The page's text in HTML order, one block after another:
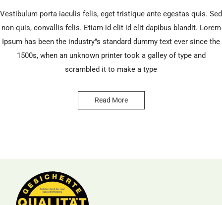
Vestibulum porta iaculis felis, eget tristique ante egestas quis. Sed
non quis, convallis felis. Etiam id elit id elit dapibus blandit. Lorem
Ipsum has been the industry"s standard dummy text ever since the
1500s, when an unknown printer took a galley of type and
scrambled it to make a type
Read More